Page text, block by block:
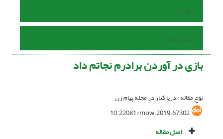
داوران
تماس با ما
بازی در آوردن برادرم نجاتم داد
نوع مقاله : دریا کنار در مجله پیام زن
10.22081/mow.2019.67302
اصل مقاله